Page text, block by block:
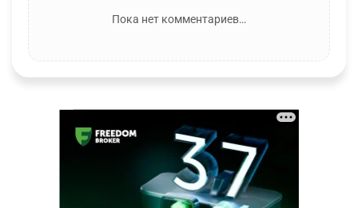
Пока нет комментариев…